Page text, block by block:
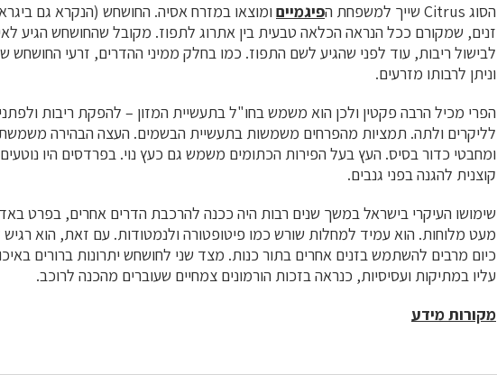
הסוג Citrus שייך למשפחת ה
פיגמיים ומוצאו במזרח אסיה. החושחש (הנקרא גם
זנים, שמקורם ככל הנראה הכלאה טבעית בין אתרוג לתפוז. מקובל שהחושחש הגיע
לבישול ריבות, עוד לפני שהגיע לשם התפוז. כמו בחלק ממיני ההדרים, זרעי החושחש
וניתן לרבותו מזרעים.
הפרי מכיל הרבה פקטין ולכן הוא משמש בחו"ל בתעשיית המזון – להפקת ריבות
לליקרים ולתה. תמציות מהפרחים משמשות בתעשיית הבשמים. העצה הבהירה משמשת
ומחבטי כדור בסיס. העץ בעל הפירות הכתומים משמש גם כעץ נוי. בפרדסים היו
קוצנית להגנה בפני גנבים.
שימושו העיקרי בישראל במשך שנים רבות היה ככנה להרכבת הדרים אחרים, בפרט
מעט מלוחות. הוא עמיד למחלות שורש כמו פיטופטורה ולנמטודות. עם זאת, הוא רגיש
כיום מרבים להשתמש בזנים אחרים בתור כנות. מצד שני לחושחש יתרונות ברורים
עליו במתיקות ועסיסיות, כנראה בזכות הורמונים צמחיים שעוברים מהכנה לרוכב.
מקורות מידע